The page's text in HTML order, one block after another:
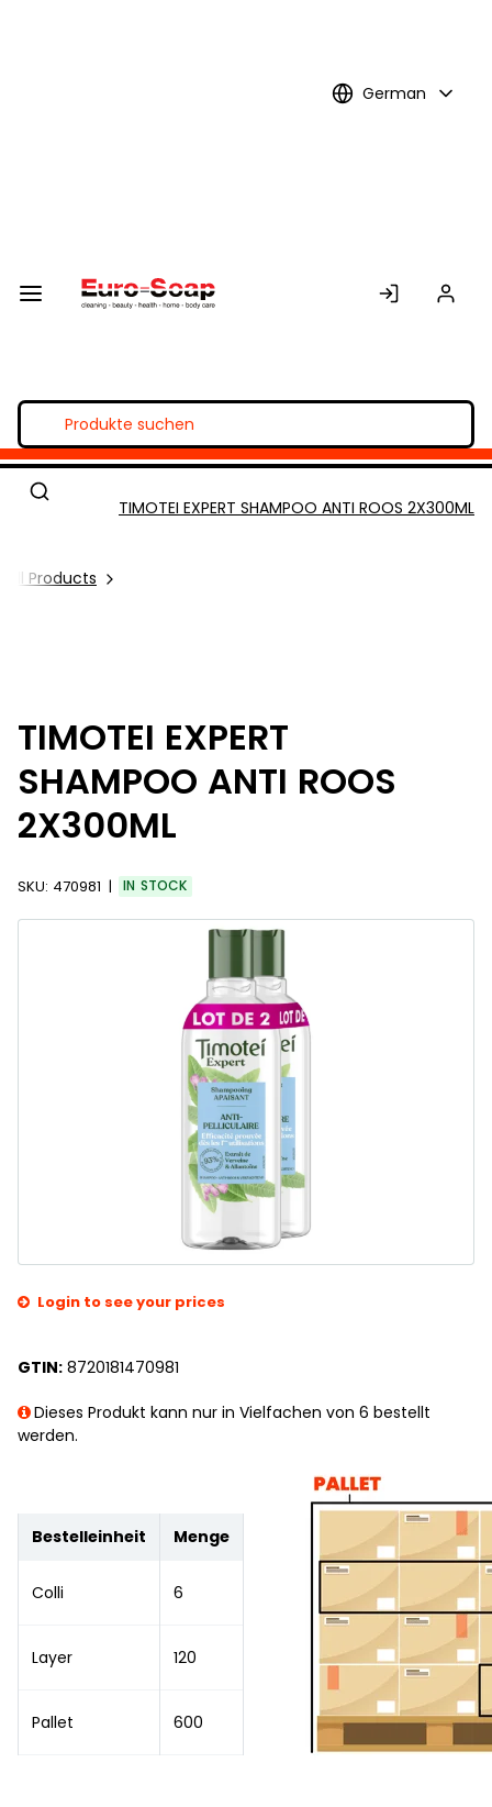
German
All Products
TIMOTEI EXPERT SHAMPOO ANTI ROOS 2X300ML
TIMOTEI EXPERT
SHAMPOO ANTI ROOS
2X300ML
SKU: 470981 IN STOCK
Login to see your prices
GTIN: 8720181470981
Dieses Produkt kann nur in Vielfachen von 6 bestellt
werden.
Bestelleinheit Menge
Colli 6
Layer 120
Pallet 600